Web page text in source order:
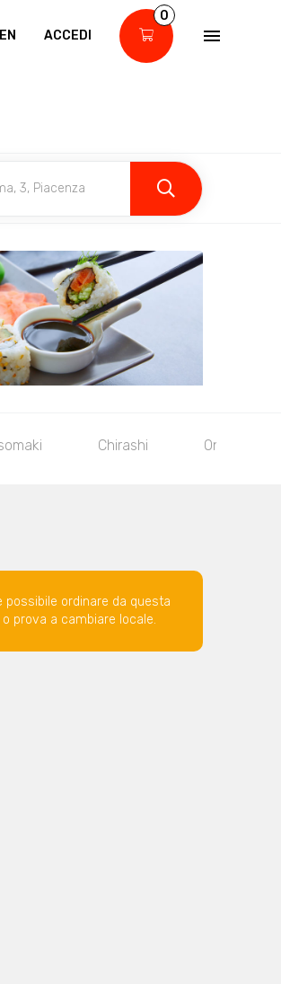
EN ACCEDI
0
Chirashi Onigiri
ordinare da questa
prova a cambiare locale.